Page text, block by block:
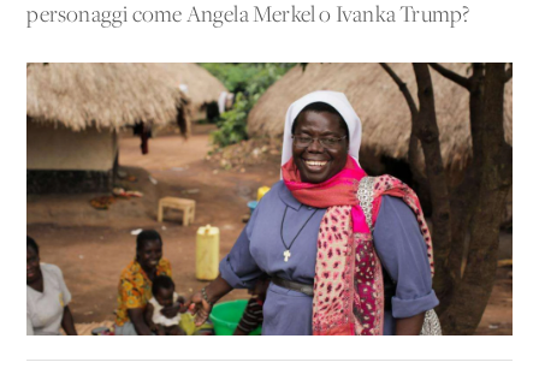
personaggi come Angela Merkel o Ivanka Trump?